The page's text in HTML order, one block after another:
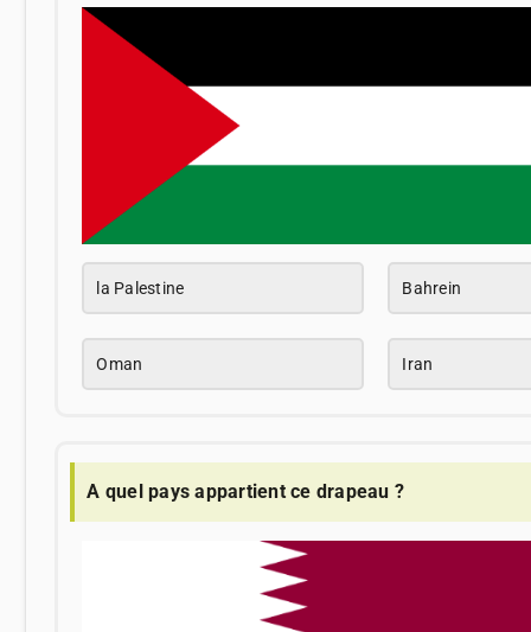
la Palestine Bahrein
Oman Iran
A quel pays appartient ce drapeau ?